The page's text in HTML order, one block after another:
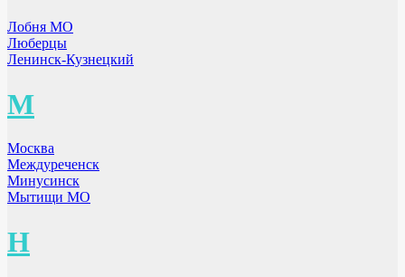
Лобня МО
Люберцы
Ленинск-Кузнецкий
М
Москва
Междуреченск
Минусинск
Мытищи МО
Н